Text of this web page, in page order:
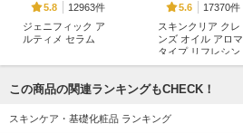
5.8
12963件
ジェニフィック ア
ルティメ セラム
5.6
17370件
スキンクリア クレ
ンズ オイル アロマ
タイプ リフレシン
グシトラスの香り
アテニア
この商品の関連ランキングもCHECK！
スキンケア・基礎化粧品 ランキング